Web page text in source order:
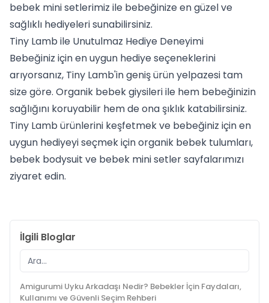
bebek mini setlerimiz ile bebeğinize en güzel ve
sağlıklı hediyeleri sunabilirsiniz.
Tiny Lamb ile Unutulmaz Hediye Deneyimi
Bebeğiniz için en uygun hediye seçeneklerini
arıyorsanız, Tiny Lamb'in geniş ürün yelpazesi tam
size göre. Organik bebek giysileri ile hem bebeğinizin
sağlığını koruyabilir hem de ona şıklık katabilirsiniz.
Tiny Lamb ürünlerini keşfetmek ve bebeğiniz için en
uygun hediyeyi seçmek içinorganik bebek tulumları,
bebek bodysuit ve bebek mini setlersayfalarımızı
ziyaret edin.
İlgili Bloglar
Amigurumi Uyku Arkadaşı Nedir? Bebekler İçin Faydaları,
Kullanımı ve Güvenli Seçim Rehberi